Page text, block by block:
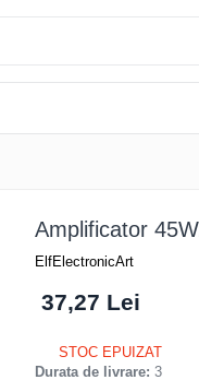
Amplificator
ElfElectronicArt
37,27 Lei
STOC EPUIZAT
Durata de livrare: 3